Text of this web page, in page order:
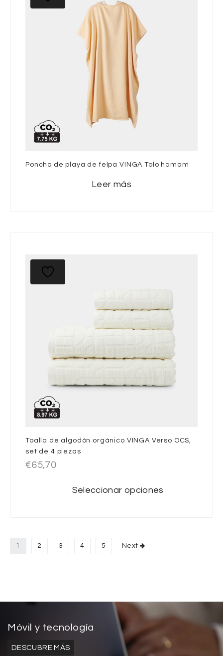
Poncho de playa de felpa VINGA Tolo hamam
Leer más
Toalla de algodón orgánico VINGA Verso OCS,
set de 4 piezas
€65,70
Seleccionar opciones
1 2 3 4 5 Next
Móvil y tecnología
DESCUBRE MÁS